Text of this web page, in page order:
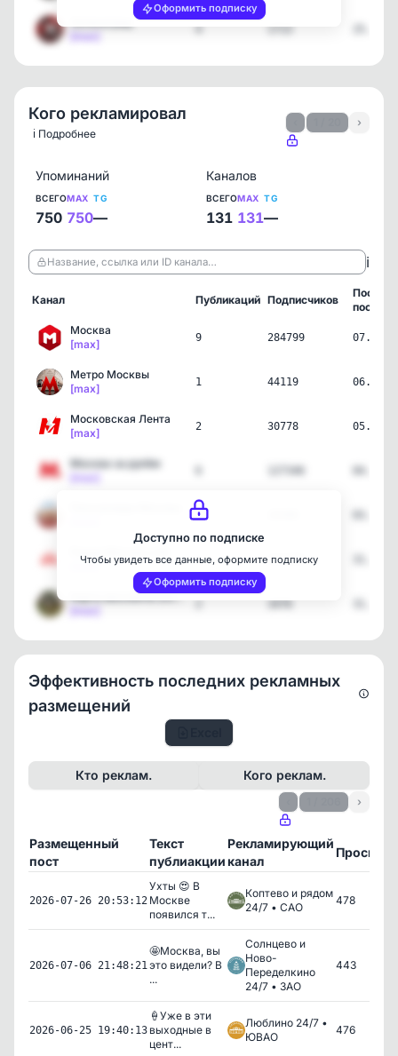
4 1713
Оформить подписку
Кого рекламировал
ℹ️ Подробнее
›
Упоминаний
ВСЕГО
750
MAX
750
TG
—
Каналов
ВСЕГО
131
MAX
131
TG
—
Название, ссылка или ID канала… ℹ️
Канал Публикаций Подписчиков
пост
Москва
[max]
9 284799
Метро Москвы
[max]
1 44119
Московская Лента
[max]
2 30778
Москва за рулём
1
[max]
7 211423
Карта москвича (социальн…
2 3476
Доступно по подписке
Чтобы увидеть все данные, оформите подписку
Оформить подписку
Эффективность последних рекламных
размещений
Кто реклам. Кого реклам.
›
Размещенный
пост
Текст
публиакции
Рекламирующий
канал
2026-07-26 20:53:12
Ухты 😍 В
Москве
появился т...
Коптево и рядом
24/7 • САО
478
2026-07-06 21:48:21
🤩Москва, вы
это видели? В
...
Солнцево и
Ново-
Переделкино
24/7 • ЗАО
443
2026-06-25 19:40:13
🍦Уже в эти
выходные в
цент...
Люблино 24/7 •
ЮВАО
476